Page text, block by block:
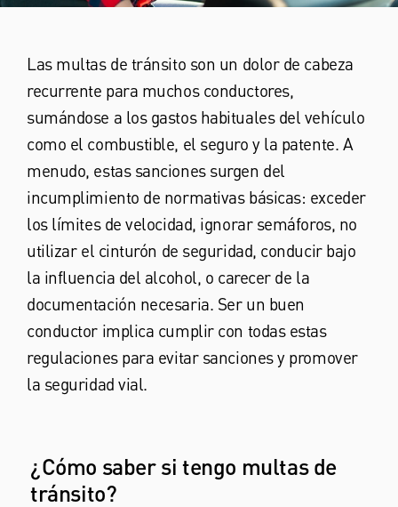
Las multas de tránsito son un dolor de cabeza
recurrente para muchos conductores,
sumándose a los gastos habituales del vehículo
como el combustible, el seguro y la patente. A
menudo, estas sanciones surgen del
incumplimiento de normativas básicas: exceder
los límites de velocidad, ignorar semáforos, no
utilizar el cinturón de seguridad, conducir bajo
la influencia del alcohol, o carecer de la
documentación necesaria. Ser un buen
conductor implica cumplir con todas estas
regulaciones para evitar sanciones y promover
la seguridad vial.
¿Cómo saber si tengo multas de
tránsito?